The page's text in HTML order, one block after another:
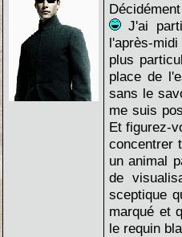
J'ai
l'après-
plus
place de
sans le
me suis
Et figurez-
concentrer
un animal
de
sceptique
marqué et
le requin